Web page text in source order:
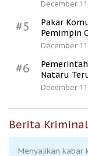
December
#5
Pakar
Pemimpin
December
#6
Nataru
December
Berita Kriminal
Menyajikan kabar